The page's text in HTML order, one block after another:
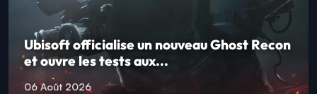
Ubisoft officialise un nouveau Ghost Recon
et ouvre les tests aux...
06 Août 2026